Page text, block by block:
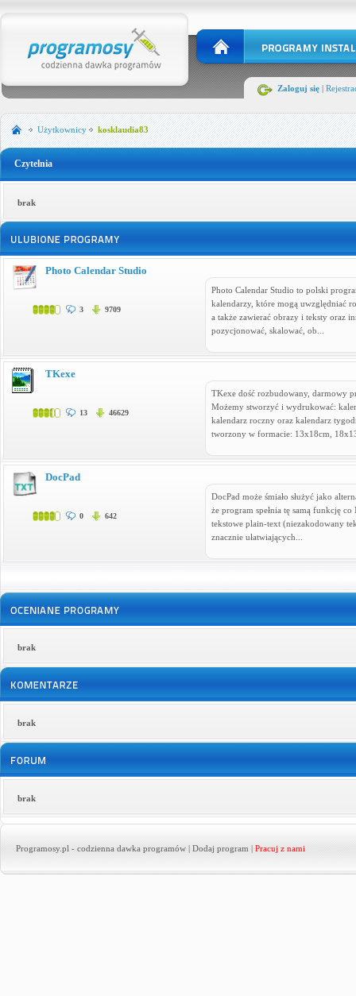
Zaloguj się |
Użytkownicy kosklaudia83
Czytelnia
brak
Photo Calendar Studio to polski
kalendarzy, które mogą uwzględniać
a także zawierać obrazy i teksty oraz
pozycjonować, skalować, ob...
Photo Calendar Studio
3 9709
TKexe dość rozbudowany, darmowy
Możemy stworzyć i wydrukować:
kalendarz roczny oraz kalendarz
tworzony w formacie: 13x18cm,
TKexe
13 46629
DocPad może śmiało służyć jako
że program spełnia tę samą funkcję
tekstowe plain-text (niezakodowany
znacznie ułatwiających...
DocPad
0 642
brak
brak
brak
Programosy.pl - codzienna dawka programów | Dodaj program | Pracuj z nami